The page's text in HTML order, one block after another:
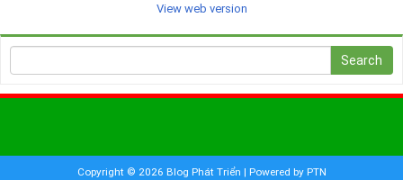
View web version
Copyright © 2026 Blog Phát Triển | Powered by PTN